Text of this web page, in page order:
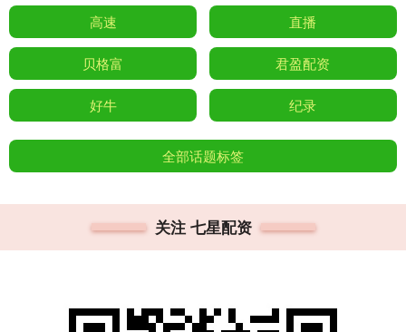
高速 直播
贝格富 君盈配资
好牛 纪录
全部话题标签
关注 七星配资